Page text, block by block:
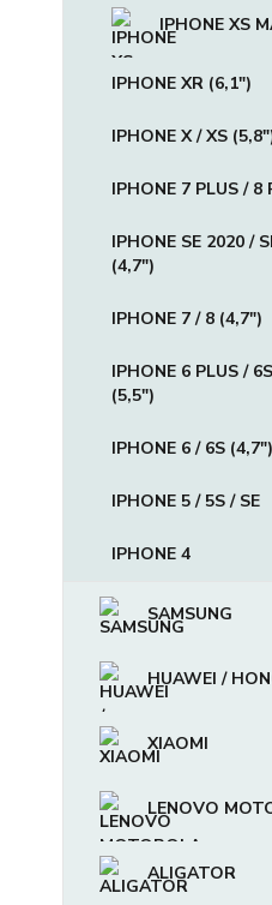
IPHONE XS
IPHONE XR (6,1")
IPHONE X / XS
IPHONE 7 PLUS / 8
IPHONE SE 2020 /
(4,7")
IPHONE 7 / 8 (4,7")
IPHONE 6 PLUS /
(5,5")
IPHONE 6 / 6S (4,7")
IPHONE 5 / 5S / SE
IPHONE 4
SAMSUNG
HUAWEI /
XIAOMI
LENOVO
ALIGATOR